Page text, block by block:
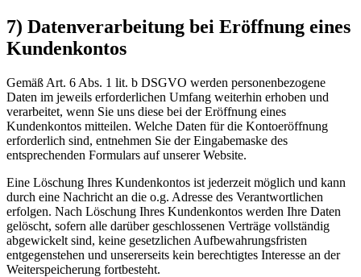
7) Datenverarbeitung bei Eröffnung eines
Kundenkontos
Gemäß Art. 6 Abs. 1 lit. b DSGVO werden personenbezogene
Daten im jeweils erforderlichen Umfang weiterhin erhoben und
verarbeitet, wenn Sie uns diese bei der Eröffnung eines
Kundenkontos mitteilen. Welche Daten für die Kontoeröffnung
erforderlich sind, entnehmen Sie der Eingabemaske des
entsprechenden Formulars auf unserer Website.
Eine Löschung Ihres Kundenkontos ist jederzeit möglich und kann
durch eine Nachricht an die o.g. Adresse des Verantwortlichen
erfolgen. Nach Löschung Ihres Kundenkontos werden Ihre Daten
gelöscht, sofern alle darüber geschlossenen Verträge vollständig
abgewickelt sind, keine gesetzlichen Aufbewahrungsfristen
entgegenstehen und unsererseits kein berechtigtes Interesse an der
Weiterspeicherung fortbesteht.